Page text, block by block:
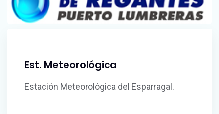
Est. Meteorológica
Estación Meteorológica del Esparragal.